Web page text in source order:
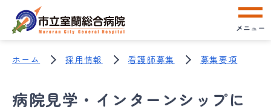
メニュー
ホーム 採用情報 看護師募集 募集要項
病院見学・インターンシップに